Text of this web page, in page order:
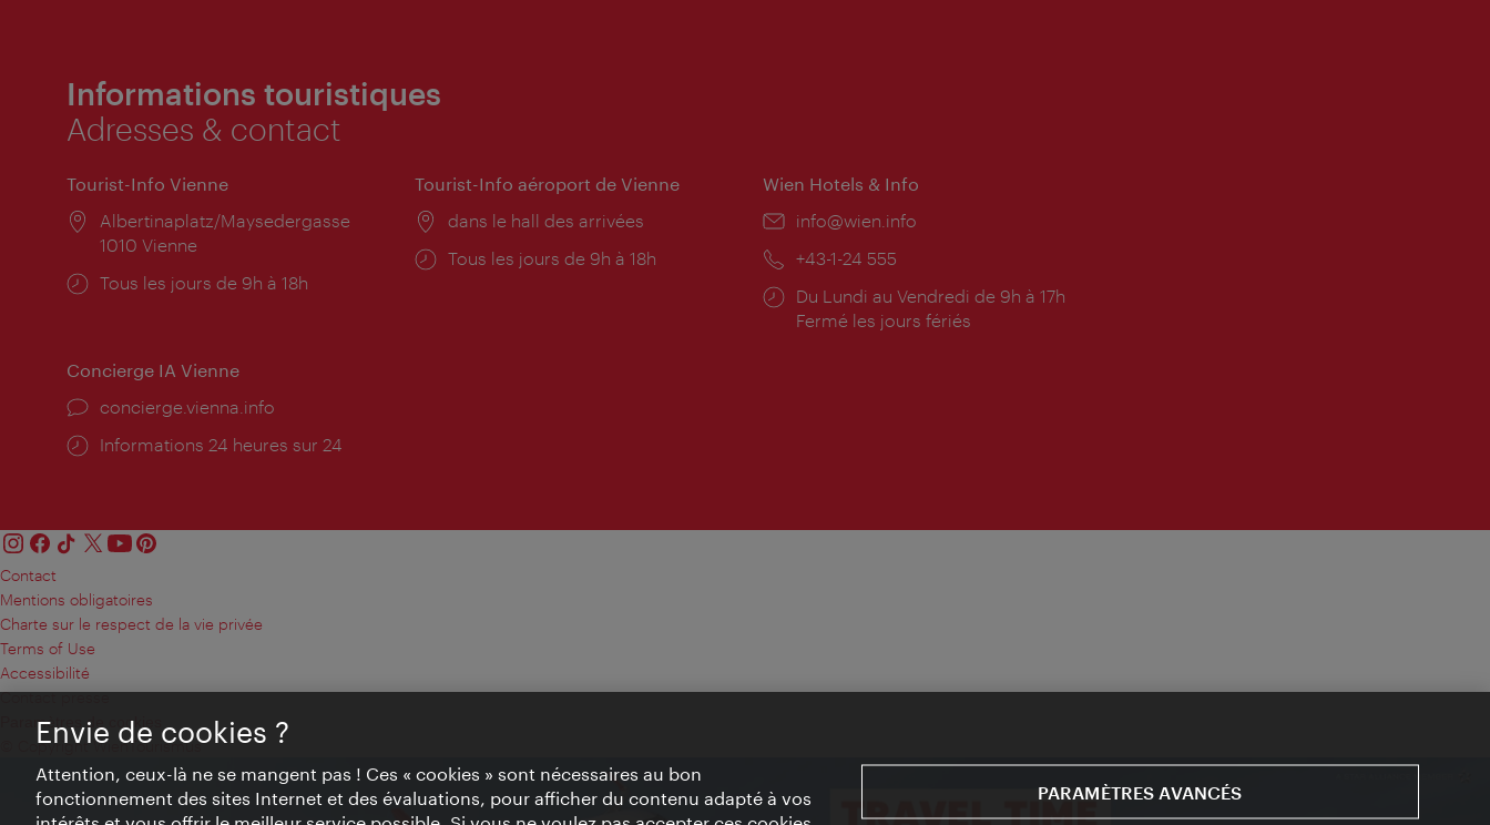
Informations touristiques
Adresses & contact
Tourist-Info Vienne
Lieu:
Albertinaplatz/Maysedergasse
1010 Vienne
Horaires
Tous les jours de 9h à 18h
Tourist-Info aéroport de Vienne
Lieu:
dans le hall des arrivées
Horaires
Tous les jours de 9h à 18h
Wien Hotels & Info
E-
info@wien.info
Téléphone:
+43-1-24 555
Horaires
d'ouverture:
Du Lundi au Vendredi de 9h à 17h
Fermé les jours fériés
Concierge IA Vienne
Ort:
concierge.vienna.info
Öffnungszeiten:
Informations 24 heures sur 24
Contact
Mentions obligatoires
Charte sur le respect de la vie privée
Terms of Use
Accessibilité
Contact presse
Paramètres de cookies
© Copyright WienTourismus
Envie de cookies ?
Attention, ceux-là ne se mangent pas ! Ces « cookies » sont nécessaires au bon
fonctionnement des sites Internet et des évaluations, pour afficher du contenu adapté à vos
PARAMÈTRES AVANCÉS